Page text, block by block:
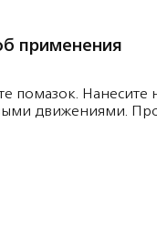
применения
помазок. Нанесите
движениями.